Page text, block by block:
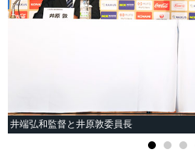
井端弘和監督と井原敦委員長